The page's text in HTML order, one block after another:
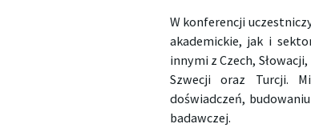
W konferencji
akademickie, jak i
innymi z Czech,
Szwecji oraz Turcji.
doświadczeń,
badawczej.